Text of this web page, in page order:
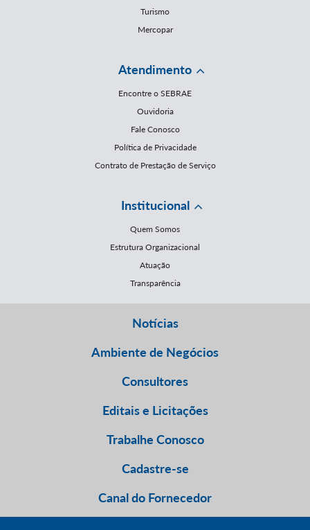
Turismo
Mercopar
Atendimento
Encontre o SEBRAE
Ouvidoria
Fale Conosco
Política de Privacidade
Contrato de Prestação de Serviço
Institucional
Quem Somos
Estrutura Organizacional
Atuação
Transparência
Notícias
Ambiente de Negócios
Consultores
Editais e Licitações
Trabalhe Conosco
Cadastre-se
Canal do Fornecedor